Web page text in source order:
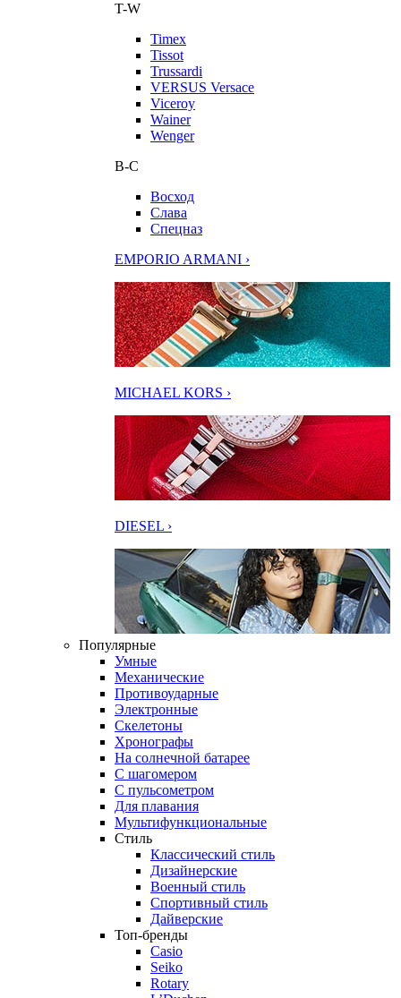
T-W
Timex
Tissot
Trussardi
VERSUS Versace
Viceroy
Wainer
Wenger
В-С
Восход
Слава
Спецназ
EMPORIO ARMANI ›
MICHAEL KORS ›
DIESEL ›
Популярные
Умные
Механические
Противоударные
Электронные
Скелетоны
Хронографы
На солнечной батарее
С шагомером
С пульсометром
Для плавания
Мультифункциональные
Стиль
Классический стиль
Дизайнерские
Военный стиль
Спортивный стиль
Дайверские
Топ-бренды
Casio
Seiko
Rotary